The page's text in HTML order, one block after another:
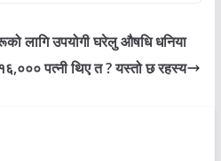
लागि उपयोगी घरेलु औषधि धनिया
पत्नी थिए त ? यस्तो छ रहस्य